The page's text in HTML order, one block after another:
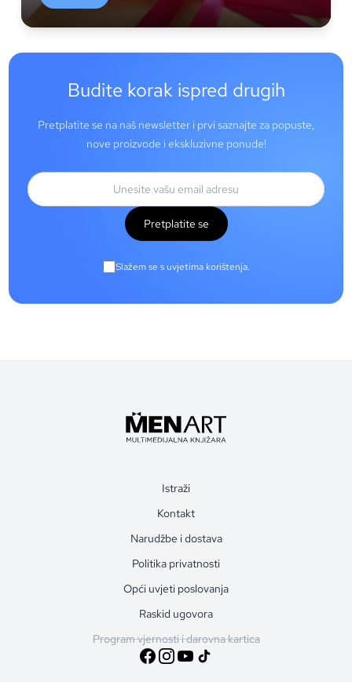
Budite korak ispred drugih
Pretplatite se na naš newsletter i prvi saznajte za popuste,
nove proizvode i ekskluzivne ponude!
Pretplatite se
Slažem se s uvjetima korištenja.
Istraži
Kontakt
Narudžbe i dostava
Politika privatnosti
Opći uvjeti poslovanja
Raskid ugovora
Program vjernosti i darovna kartica